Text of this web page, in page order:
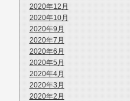
2020年12月
2020年10月
2020年9月
2020年7月
2020年6月
2020年5月
2020年4月
2020年3月
2020年2月